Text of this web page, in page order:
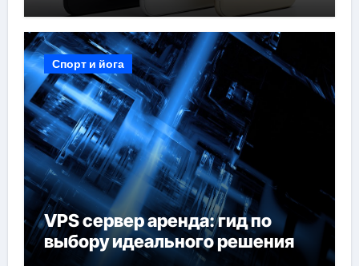
Спорт и йога
VPS сервер аренда: гид по
выбору идеального решения